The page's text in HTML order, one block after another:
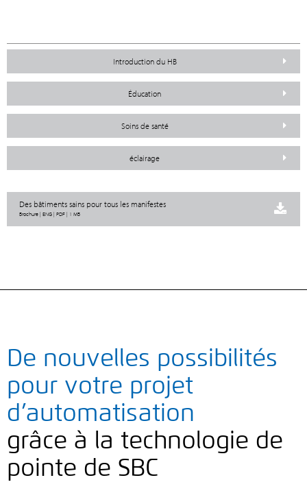
Introduction du HB
Éducation
Soins de santé
éclairage
Des bâtiments sains pour tous les manifestes
Brochure | ENG | PDF | 1 MB
De nouvelles possibilités
pour votre projet
d’automatisation
grâce à la technologie de
pointe de SBC